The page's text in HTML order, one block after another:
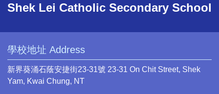
Shek Lei Catholic Secondary School
學校地址 Address
新界葵涌石蔭安捷街23-31號 23-31 On Chit Street, Shek
Yam, Kwai Chung, NT